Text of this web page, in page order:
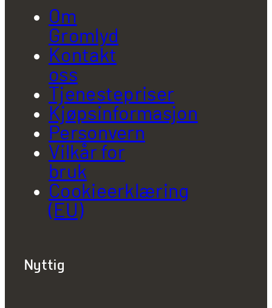
Om
Gromlyd
Kontakt
oss
Tjenestepriser
Kjøpsinformasjon
Personvern
Vilkår for
bruk
Cookieerklæring
(EU)
Nyttig